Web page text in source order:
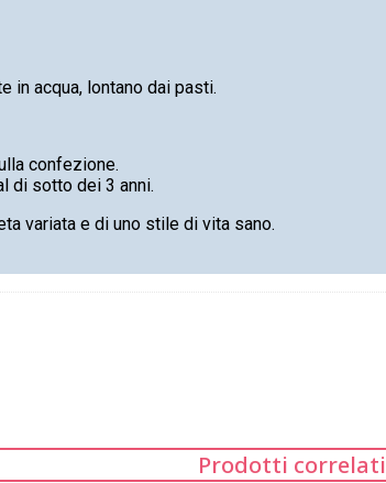
in acqua, lontano dai pasti.
confezione.
di sotto dei 3 anni.
variata e di uno stile di vita sano.
Prodotti correlati